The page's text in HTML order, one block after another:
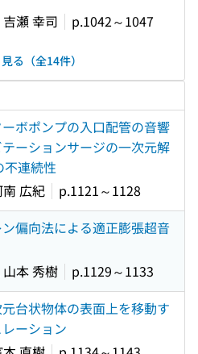
瀬 幸司
p.1042～1047
る（全14件）
ボポンプの入口配管の音響
ーションサージの一次元解
不連続性
広紀
p.1121～1128
偏向法による適正膨張超音
本 秀樹
p.1129～1133
台状物体の表面上を移動す
ーション